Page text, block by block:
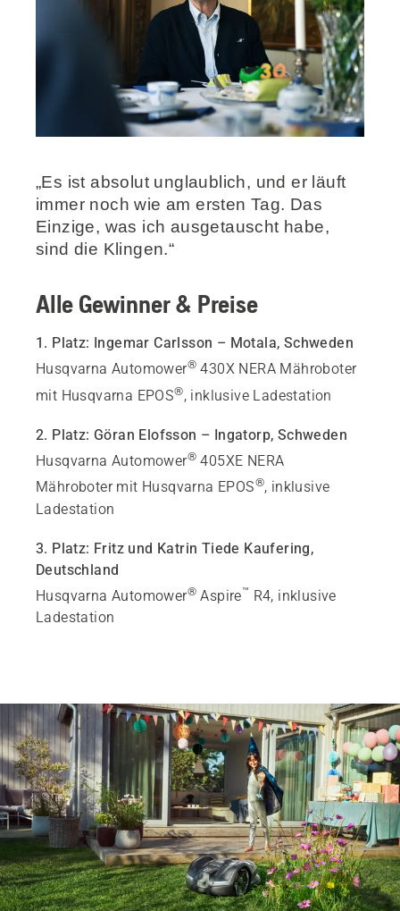
„Es ist absolut unglaublich, und er läuft
immer noch wie am ersten Tag. Das
Einzige, was ich ausgetauscht habe,
sind die Klingen.“
Alle Gewinner & Preise
1. Platz: Ingemar Carlsson – Motala, Schweden
Husqvarna Automower® 430X NERA Mähroboter
mit Husqvarna EPOS®, inklusive Ladestation
2. Platz: Göran Elofsson – Ingatorp, Schweden
Husqvarna Automower® 405XE NERA
Mähroboter mit Husqvarna EPOS®, inklusive
Ladestation
3. Platz: Fritz und Katrin Tiede Kaufering,
Deutschland
Husqvarna Automower® Aspire™ R4, inklusive
Ladestation